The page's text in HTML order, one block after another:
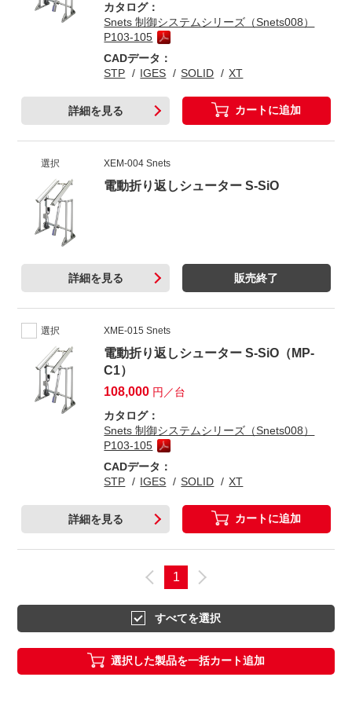
カタログ：
Snets 制御システムシリーズ（Snets008）
P103-105
CADデータ：
STP
IGES SOLID XT
詳細を見る カートに追加
選択 XEM-004 Snets
電動折り返しシューター S-SiO
詳細を見る 販売終了
選択 XME-015 Snets
電動折り返しシューター S-SiO（MP-
C1）
108,000 円／台
カタログ：
Snets 制御システムシリーズ（Snets008）
P103-105
CADデータ：
STP
IGES SOLID XT
詳細を見る カートに追加
1
すべてを選択
選択した製品を一括カート追加